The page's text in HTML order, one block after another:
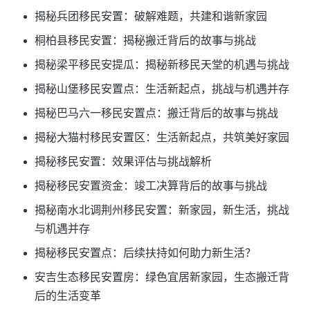
揭秘兵团移民安置：破解难题，共建和谐新家园
桐柏县移民安置：揭秘搬迁背后的故事与挑战
揭秘梁平移民安提瓜：揭秘新移民天堂的机遇与挑战
揭秘山堡移民安置点：生活新起点，挑战与机遇并存
揭秘巴马六一移民安置点：搬迁背后的故事与挑战
揭秘大猫村移民安置区：生活新起点，共筑美好家园
揭秘移民安置：效果评估与挑战解析
揭秘移民安置资金：竣工决算背后的故事与挑战
揭秘南水北调荆州移民安置：新家园，新生活，挑战
与机遇并存
揭秘移民安置点：后续扶持如何助力新生活？
安吉生态移民安置房：绿色宜居新家园，生态搬迁背
后的生活变革